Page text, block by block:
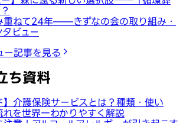
重ねて24年——きずなの会の取り組み・
ビュー
ー記事を見る
ち資料
】介護保険サービスとは？種類・使い
れを世界一わかりやすく解説